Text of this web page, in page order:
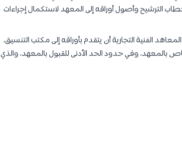
الترشيح وأصول أوراقه إلى المعهد لاستكمال إجراءات
الفنية التجارية أن يتقدم بأوراقه إلى مكتب التنسيق،
وفي حدود الحد الأدنى للقبول بالمعهد، والذي